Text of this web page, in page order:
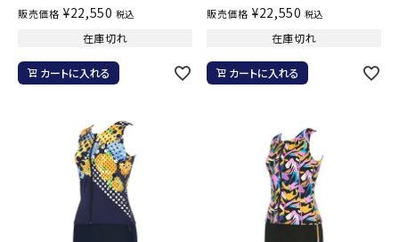
販売価格 ¥22,550 税込
在庫切れ
カートに入れる
販売価格 ¥22,550 税込
在庫切れ
カートに入れる